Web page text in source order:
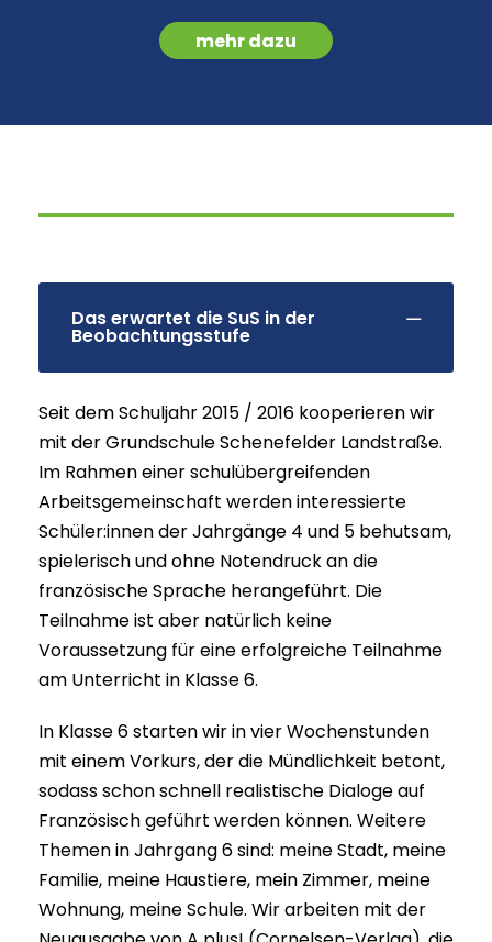
mehr dazu
Das erwartet die SuS in der
Beobachtungsstufe
Seit dem Schuljahr 2015 / 2016 kooperieren wir
mit der Grundschule Schenefelder Landstraße.
Im Rahmen einer schulübergreifenden
Arbeitsgemeinschaft werden interessierte
Schüler:innen der Jahrgänge 4 und 5 behutsam,
spielerisch und ohne Notendruck an die
französische Sprache herangeführt. Die
Teilnahme ist aber natürlich keine
Voraussetzung für eine erfolgreiche Teilnahme
am Unterricht in Klasse 6.
In Klasse 6 starten wir in vier Wochenstunden
mit einem Vorkurs, der die Mündlichkeit betont,
sodass schon schnell realistische Dialoge auf
Französisch geführt werden können. Weitere
Themen in Jahrgang 6 sind: meine Stadt, meine
Familie, meine Haustiere, mein Zimmer, meine
Wohnung, meine Schule. Wir arbeiten mit der